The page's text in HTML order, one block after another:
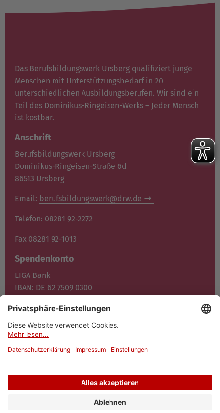
Das Berufsbildungswerk Ursberg qualifiziert junge
Menschen mit Unterstützungsbedarf in 20
unterschiedlichen Ausbildungsberufen. Wir sind ein
Teil des Dominikus-Ringeisen-Werks – Jeder Mensch
ist kostbar.
Anschrift
Berufsbildungswerk Ursberg
Dominikus-Ringeisen-Straße 6d
86513 Ursberg
Email: berufsbildungswerk@drw.de
Telefon: 08281 92-2272
Fax 08281 92-1013
Spendenkonto
LIGA Bank
IBAN: DE 62 7509 0300
BIC: GENO DE F1M05
Jetzt spenden
Cookies Barrierefreiheit